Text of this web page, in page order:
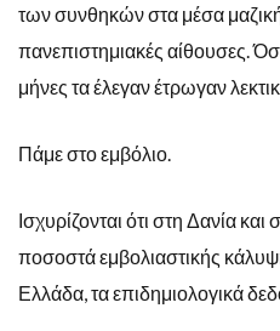
των συνθηκών στα μέσα
πανεπιστημιακές αίθουσες.
μήνες τα έλεγαν έτρωγαν
Πάμε στο εμβόλιο.
Ισχυρίζονται ότι στη Δανία
ποσοστά εμβολιαστικής
Ελλάδα, τα επιδημιολογικά